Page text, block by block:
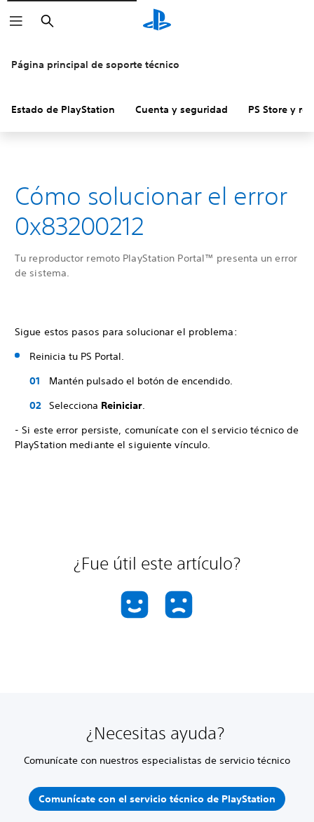
Buscar
Página principal de soporte técnico
Estado de PlayStation Cuenta y seguridad PS Store y
Cómo solucionar el error
0x83200212
Tu reproductor remoto PlayStation Portal™ presenta un error
de sistema.
Sigue estos pasos para solucionar el problema:
Reinicia tu PS Portal.
Mantén pulsado el botón de encendido.
Selecciona Reiniciar.
- Si este error persiste, comunícate con el servicio técnico de
PlayStation mediante el siguiente vínculo.
¿Fue útil este artículo?
¿Necesitas ayuda?
Comunícate con nuestros especialistas de servicio técnico
Comunícate con el servicio técnico de PlayStation